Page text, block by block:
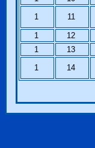
1
11
1
12
1
13
1
14